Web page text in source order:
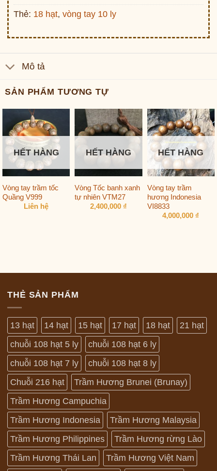
Thẻ: 18 hạt, vòng tay 10 ly
Mô tả
SẢN PHẨM TƯƠNG TỰ
HẾT HÀNG
Vòng tay trầm tốc
Quầng V999
Liên hệ
HẾT HÀNG
Vòng Tốc banh xanh
tự nhiên VTM27
2,400,000 ₫
HẾT HÀNG
Vòng tay trầm
hương Indonesia
VI8833
4,000,000 ₫
THẺ SẢN PHẨM
13 hạt 14 hạt 15 hạt 17 hạt 18 hạt
21 hạt
chuỗi 108 hạt 5 ly
chuỗi 108 hạt 6 ly
chuỗi 108 hạt 7 ly
chuỗi 108 hạt 8 ly
Chuỗi 216 hạt
Trầm Hương Brunei (Brunay)
Trầm Hương Campuchia
Trầm Hương Indonesia
Trầm Hương Malaysia
Trầm Hương Philippines
Trầm Hương rừng Lào
Trầm Hương Thái Lan
Trầm Hương Việt Nam